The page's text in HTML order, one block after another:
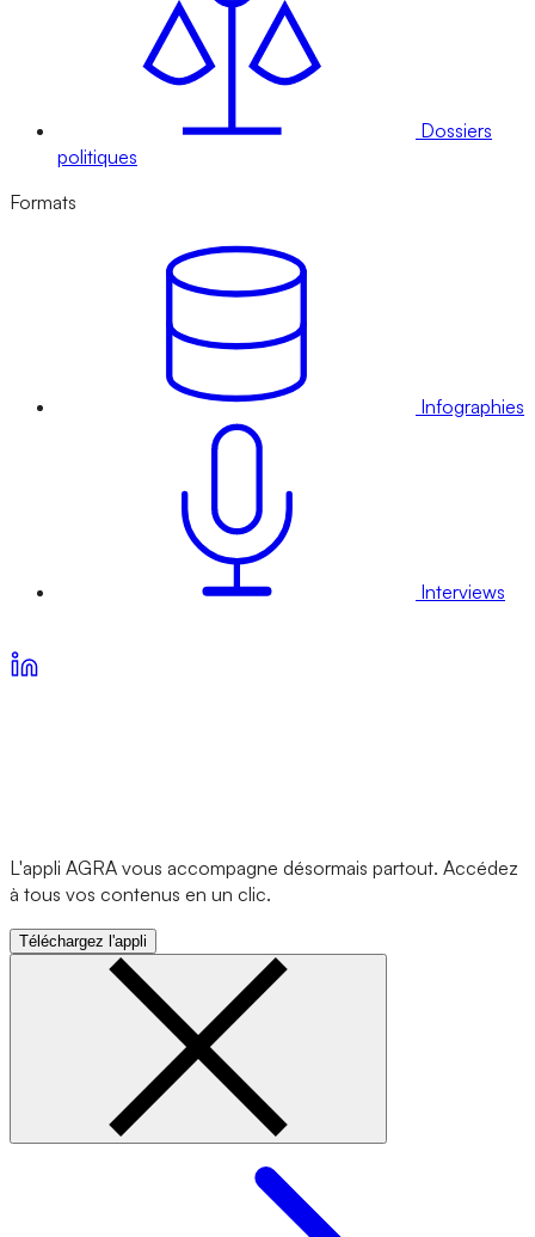
Dossiers
politiques
Formats
Infographies
Interviews
L'appli AGRA vous accompagne désormais partout. Accédez
à tous vos contenus en un clic.
Téléchargez l'appli